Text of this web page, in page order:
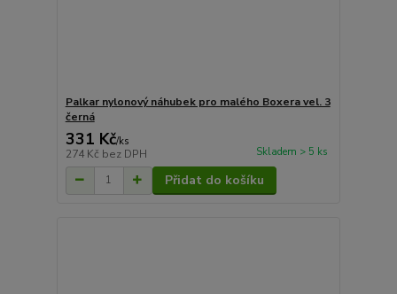
Palkar nylonový náhubek pro malého Boxera vel. 3
černá
331 Kč/ks
274 Kč bez DPH Skladem > 5 ks
Přidat do košíku